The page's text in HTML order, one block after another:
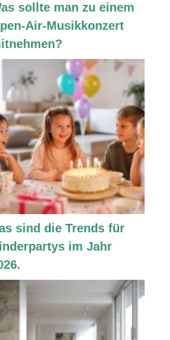
sollte man zu einem
Air-Musikkonzert
sind die Trends für
im Jahr